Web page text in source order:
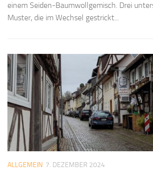
einem Seiden-Baumwollgemisch. Drei
Muster, die im Wechsel gestrickt...
ALLGEMEIN 7. DEZEMBER 2024